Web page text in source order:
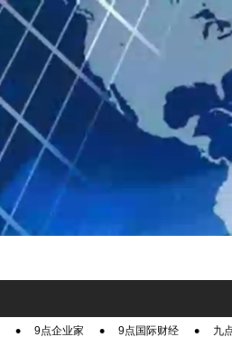
9点企业家 9点国际财经 九